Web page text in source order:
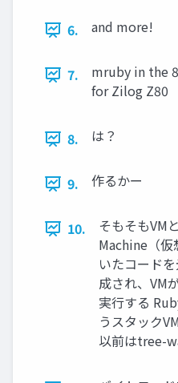
6. and more!
7.
mruby in the
for Zilog Z80
8. は？
9. 作るかー
10.
そもそもVM
Machine（仮
いたコード
成され、VM
実行する
うスタック
以前はtree-